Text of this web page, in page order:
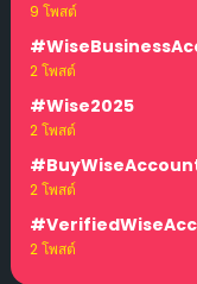
9 โพสต์
2 โพสต์
#Wise2025
2 โพสต์
2 โพสต์
2 โพสต์